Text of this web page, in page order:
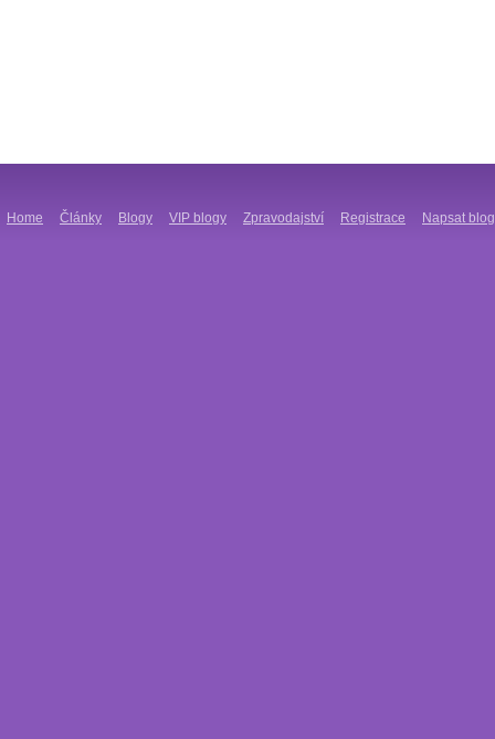
Home Články Blogy VIP blogy Zpravodajství Registrace Napsat blog